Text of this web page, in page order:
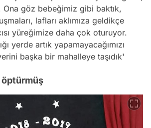
Ona göz bebeğimiz gibi baktık,
lafları aklımıza geldikçe
yüreğimize daha çok oturuyor.
yerde artık yapamayacağımızı
başka bir mahalleye taşıdık'
öptürmüş